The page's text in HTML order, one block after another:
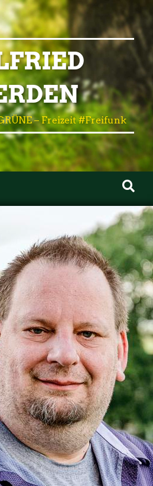
– Freizeit #Freifunk